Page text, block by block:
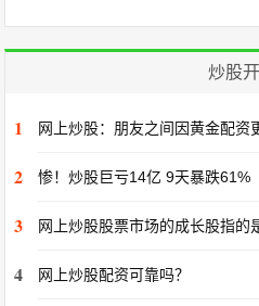
炒股
1 网上炒股：朋友之间因黄金配资
2 惨！炒股巨亏14亿 9天暴跌61%
3 网上炒股股票市场的成长股指的
4 网上炒股配资可靠吗？